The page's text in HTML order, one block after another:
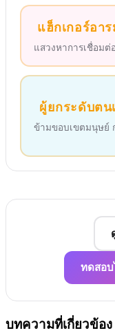
แฮ็กเกอร์อา
แสวงหาการเชื่อมต่
ผู้ยกระดับตน
ข้ามขอบเขตมนุษย์
ทดสอ
บทความที่เกี่ยวข้อง